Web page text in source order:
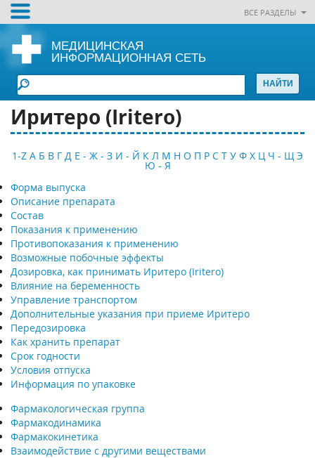
ВСЕ РАЗДЕЛЫ
МЕДИЦИНСКАЯ
ИНФОРМАЦИОННАЯ СЕТЬ
Иритеро (Iritero)
1-Z А Б В Г Д Е - Ж - З И - Й К Л М Н О П Р С Т У Ф Х Ц Ч - Щ Э
Ю - Я
Форма выпуска
Описание препарата
Состав
Показания к применению
Противопоказания к применению
Возможные побочные эффекты
Дозировка, как принимать Иритеро (Iritero)
Влияние на беременность
Управление транспортом
Дополнительные указания при приеме Иритеро
Передозировка
Как хранить препарат
Срок годности
Условия отпуска
Информация по упаковке
Фармакологическая группа
Фармакодинамика
Фармакокинетика
Взаимодействие с другими веществами